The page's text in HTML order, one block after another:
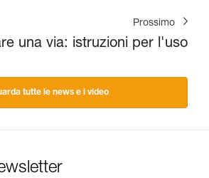
Prossimo
una via: istruzioni per l'uso
tutte le news e i video